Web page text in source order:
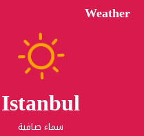
Weather
Istanbul
سماء صافية